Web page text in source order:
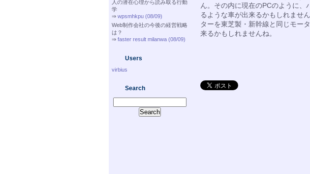
人の潜在心理から読み取る行動
学
⇒ wpsmhkpu (08/09)
Web制作会社の今後の経営戦略
は？
⇒ faster result milanwa (08/09)
Users
virbius
Search
ん。その内に現在のPCのように
るような車が出来るかもしれませ
ターを東芝製・新幹線と同じモー
来るかもしれませんね。